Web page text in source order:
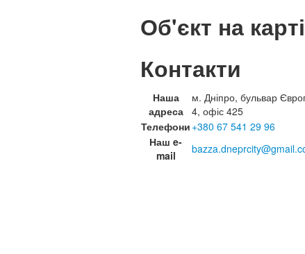
Об'єкт на карті
Контакти
Наша
адреса
м. Дніпро, бульвар
4, офіс 425
Телефони +380 67 541 29 96
Наш e-
mail